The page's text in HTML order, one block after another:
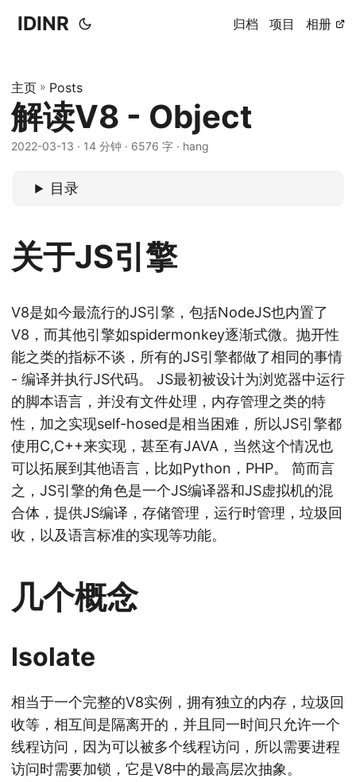
IDINR 归档 项目 相册
主页 » Posts
解读V8 - Object
2022-03-13 · 14 分钟 · 6576 字 · hang
目录
关于JS引擎
V8是如今最流行的JS引擎，包括NodeJS也内置了
V8，而其他引擎如spidermonkey逐渐式微。抛开性
能之类的指标不谈，所有的JS引擎都做了相同的事情
- 编译并执行JS代码。 JS最初被设计为浏览器中运行
的脚本语言，并没有文件处理，内存管理之类的特
性，加之实现self-hosed是相当困难，所以JS引擎都
使用C,C++来实现，甚至有JAVA，当然这个情况也
可以拓展到其他语言，比如Python，PHP。 简而言
之，JS引擎的角色是一个JS编译器和JS虚拟机的混
合体，提供JS编译，存储管理，运行时管理，垃圾回
收，以及语言标准的实现等功能。
几个概念
Isolate
相当于一个完整的V8实例，拥有独立的内存，垃圾回
收等，相互间是隔离开的，并且同一时间只允许一个
线程访问，因为可以被多个线程访问，所以需要进程
访问时需要加锁，它是V8中的最高层次抽象。